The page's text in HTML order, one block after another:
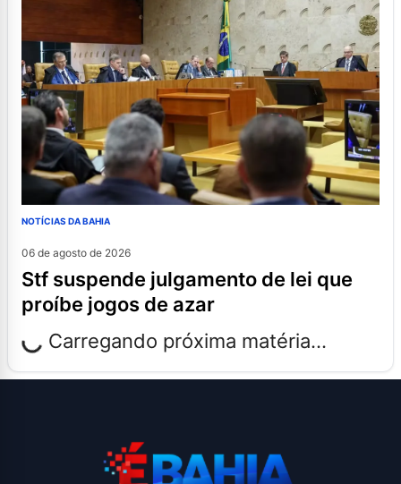
NOTÍCIAS DA BAHIA
06 de agosto de 2026
stf suspende julgamento de lei que
proíbe jogos de azar
Carregando próxima matéria...